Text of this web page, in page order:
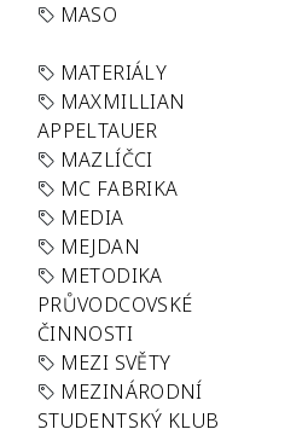
MASO
MATERIÁLY
MAXMILLIAN
APPELTAUER
MAZLÍČCI
MC FABRIKA
MEDIA
MEJDAN
METODIKA
PRŮVODCOVSKÉ
ČINNOSTI
MEZI SVĚTY
MEZINÁRODNÍ
STUDENTSKÝ KLUB